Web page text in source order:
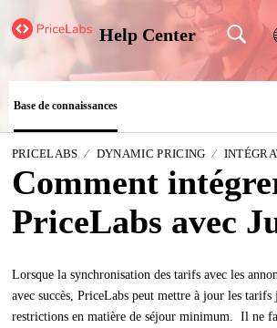
Help Center
Base de connaissances
PRICELABS DYNAMIC PRICING
Comment
PriceLabs avec
Lorsque la synchronisation des tarifs avec les
avec succès, PriceLabs peut mettre à jour les tarifs
restrictions en matière de séjour minimum. Il ne